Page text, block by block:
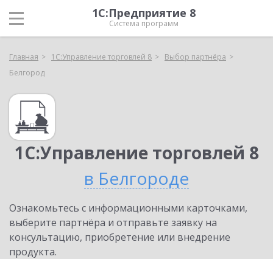
1С:Предприятие 8
Система программ
Главная 1С:Управление торговлей 8
Выбор партнёра
Белгород
1С:Управление торговлей 8
в Белгороде
Ознакомьтесь с информационными карточками,
выберите партнёра и отправьте заявку на
консультацию, приобретение или внедрение
продукта.